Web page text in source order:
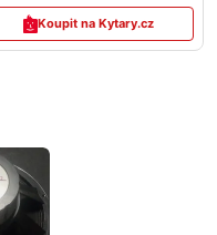
Koupit na Kytary.cz